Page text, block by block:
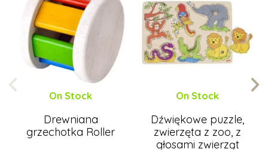
On Stock
Drewniana
grzechotka Roller
On Stock
Dźwiękowe puzzle,
zwierzęta z zoo, z
głosami zwierząt